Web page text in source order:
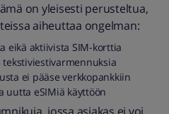
on yleisesti perusteltua,
aiheuttaa ongelman:
eikä aktiivista SIM-korttia
tekstiviestivarmennuksia
ei pääse verkkopankkiin
uutta eSIMiä käyttöön